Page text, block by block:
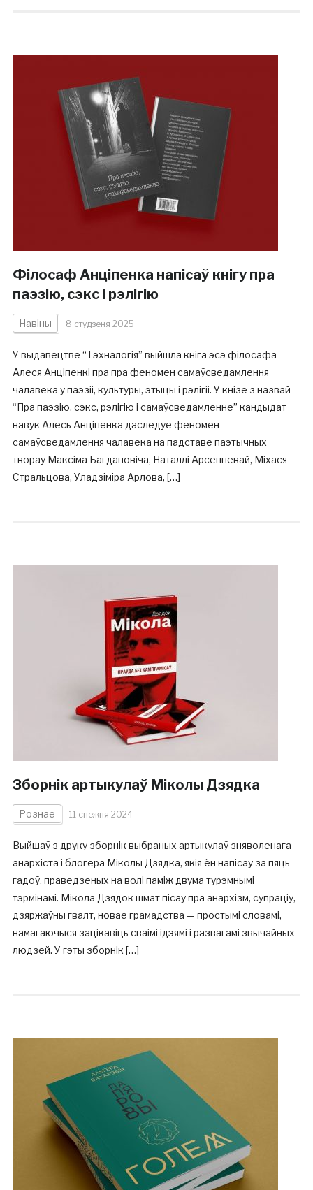
Філосаф Анціпенка напісаў кнігу пра
паэзію, сэкс і рэлігію
Навіны 8 студзеня 2025
У выдавецтве “Тэхналогія” выйшла кніга эсэ філосафа
Алеся Анціпенкі пра пра феномен самаўсведамлення
чалавека ў паэзіі, культуры, этыцы і рэлігіі. У кнізе з назвай
“Пра паэзію, сэкс, рэлігію і самаўсведамленне” кандыдат
навук Алесь Анціпенка даследуе феномен
самаўсведамлення чалавека на падставе паэтычных
твораў Максіма Багдановіча, Наталлі Арсенневай, Міхася
Стральцова, Уладзіміра Арлова, […]
Зборнік артыкулаў Міколы Дзядка
Рознае 11 снежня 2024
Выйшаў з друку зборнік выбраных артыкулаў зняволенага
анархіста і блогера Міколы Дзядка, якія ён напісаў за пяць
гадоў, праведзеных на волі паміж двума турэмнымі
тэрмінамі. Мікола Дзядок шмат пісаў пра анархізм, супраціў,
дзяржаўны гвалт, новае грамадства — простымі словамі,
намагаючыся зацікавіць сваімі ідэямі і развагамі звычайных
людзей. У гэты зборнік […]